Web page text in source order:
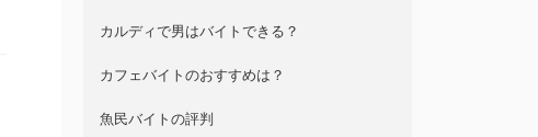
カルディで男はバイトできる？
カフェバイトのおすすめは？
魚民バイトの評判